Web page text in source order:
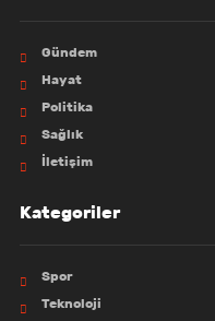
Gündem
Hayat
Politika
Sağlık
İletişim
Kategoriler
Spor
Teknoloji